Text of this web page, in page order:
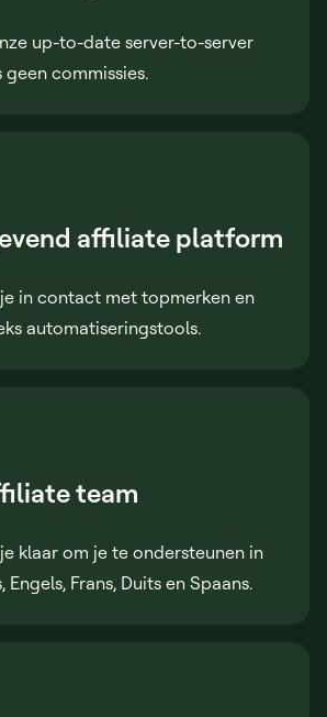
up-to-date server-to-server
commissies.
affiliate platform
in contact met topmerken en
automatiseringstools.
team
klaar om je te ondersteunen in
Frans, Duits en Spaans.